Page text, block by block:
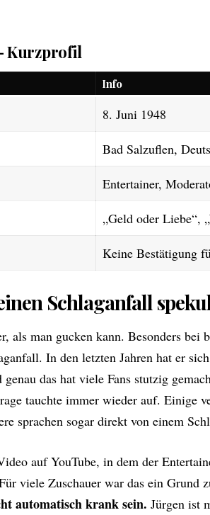
Kurzprofil
Info
8. Juni 1948
Bad Salzuflen,
Entertainer,
„Geld oder Liebe“,
Keine Bestätigung
Schlaganfall
als man gucken kann. Besonders bei
In den letzten Jahren hat er
das hat viele Fans stutzig
tauchte immer wieder auf. Einige
sprachen sogar direkt von einem
auf YouTube, in dem der
viele Zuschauer war das ein Grund
automatisch krank sein. Jürgen ist